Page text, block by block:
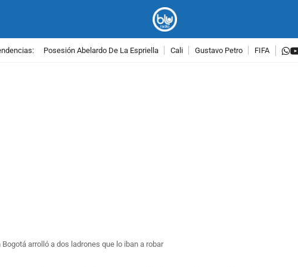
Posesión Abelardo De La Espriella Cali Gustavo Petro FIFA
arrolló a dos ladrones que lo iban a robar